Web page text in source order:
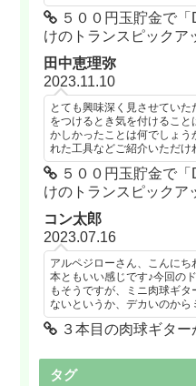
５００円玉貯金で
けのトランスピックア
田中恵理弥
2023.11.10
とても興味深く見させてい
をつけるとき気を付けるこ
かしかったことは何でしょう
れた工具などご紹介いただけ
５００円玉貯金で
けのトランスピックア
コン太郎
2023.07.16
アルペジローさん、こんにち
本ともいい感じです♪今回の
もそうですが、ミニ肉球ギ
ないというか、デカいのから
３本目の肉球ギター
タグ